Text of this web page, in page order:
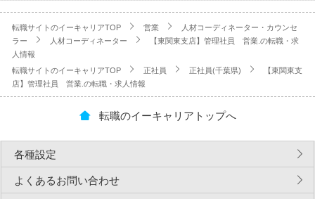
転職サイトのイーキャリアTOP 営業
人材コーディネーター・カウンセ
ラー
人材コーディネーター
【東関東支店】管理社員 営業.の転職・求
人情報
転職サイトのイーキャリアTOP
正社員 正社員(千葉県)
【東関東支
店】管理社員 営業.の転職・求人情報
転職のイーキャリアトップへ
各種設定
よくあるお問い合わせ